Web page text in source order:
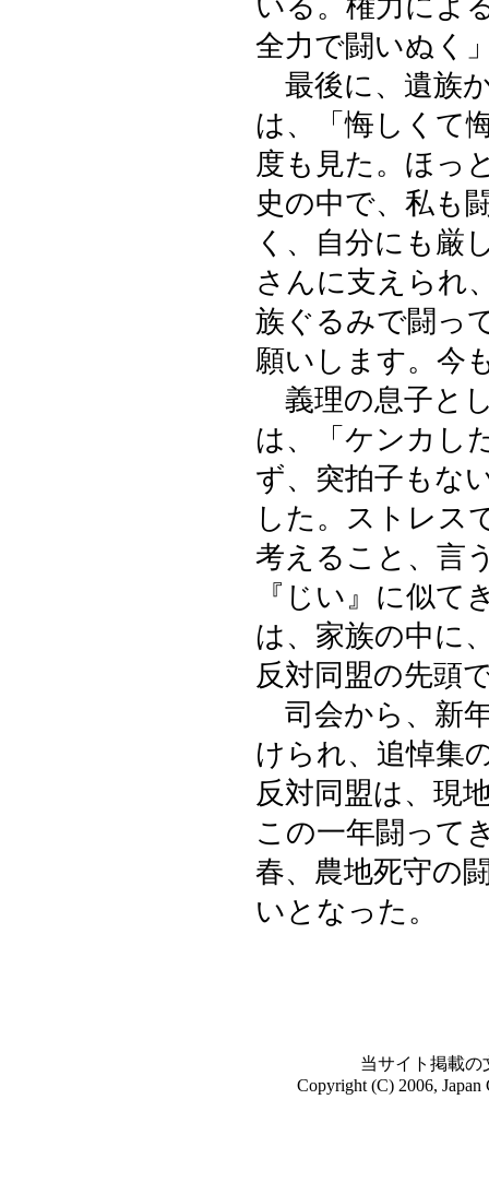
いる。権力によ
全力で闘いぬく
最後に、遺族
は、「悔しくて
度も見た。ほっ
史の中で、私も
く、自分にも厳
さんに支えられ
族ぐるみで闘っ
願いします。今
義理の息子と
は、「ケンカし
ず、突拍子もな
した。ストレス
考えること、言
『じい』に似
は、家族の中に
反対同盟の先頭
司会から、新
けられ、追悼集
反対同盟は、現
この一年闘って
春、農地死守の
いとなった。
当サイト掲載の
Copyright (C) 2006, Japan